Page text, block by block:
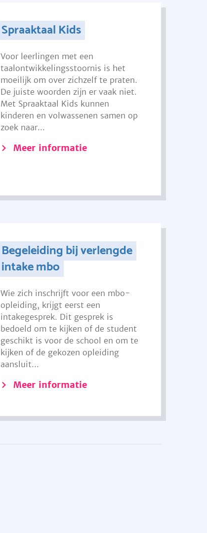
Spraaktaal Kids
Voor leerlingen met een
taalontwikkelingsstoornis is het
moeilijk om over zichzelf te praten.
De juiste woorden zijn er vaak niet.
Met Spraaktaal Kids kunnen
kinderen en volwassenen samen op
zoek naar...
Meer informatie
Begeleiding bij verlengde
intake mbo
Wie zich inschrijft voor een mbo-
opleiding, krijgt eerst een
intakegesprek. Dit gesprek is
bedoeld om te kijken of de student
geschikt is voor de school en om te
kijken of de gekozen opleiding
aansluit...
Meer informatie